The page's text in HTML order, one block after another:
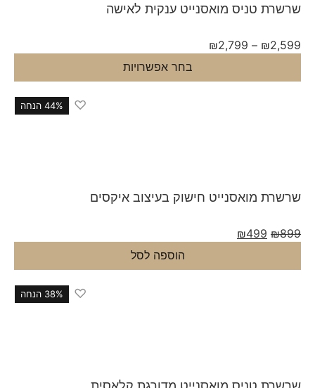
טניס מואסנייט ענקית לאישה
₪
–
₪ 2,799
בחר אפשרויות
44% הנחה
מואסנייט חישוק בעיצוב איקסים
₪499
הוספה לסל
38% הנחה